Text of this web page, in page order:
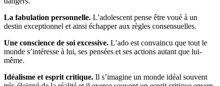
La fabulation personnelle. L’adolescent pense être voué à un
destin exceptionnel et ainsi échapper aux règles consensuelles.
Une conscience de soi excessive. L’ado est convaincu que tout le
monde s’intéresse à lui, ses pensées et ses actions autant que lui-
même.
Idéalisme et esprit critique. Il s’imagine un monde idéal souvent